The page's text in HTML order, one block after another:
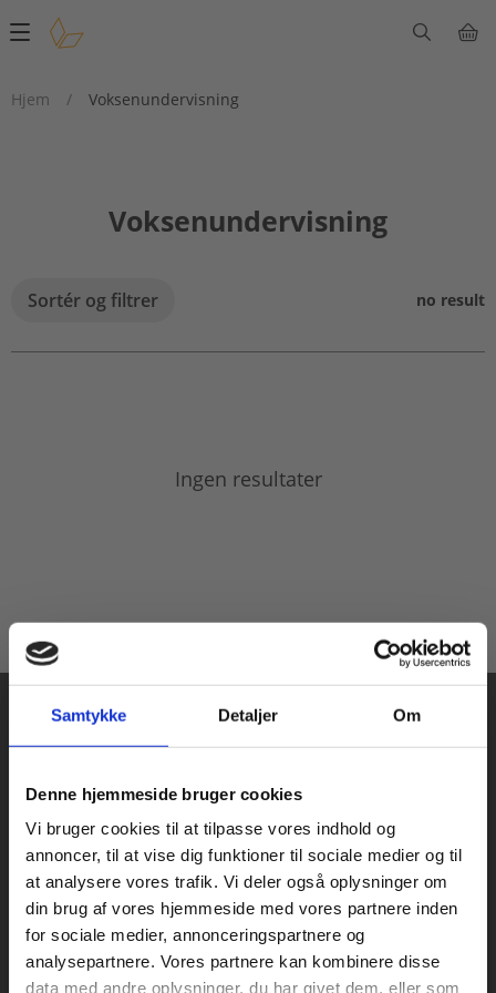
Samtykke Detaljer Om
Denne hjemmeside bruger cookies
Vi bruger cookies til at tilpasse vores indhold og
annoncer, til at vise dig funktioner til sociale medier og til
at analysere vores trafik. Vi deler også oplysninger om
din brug af vores hjemmeside med vores partnere inden
for sociale medier, annonceringspartnere og
analysepartnere. Vores partnere kan kombinere disse
data med andre oplysninger, du har givet dem, eller som
Main
Hjem
/ Voksenundervisning
Voksenundervisning
Sortér og filtrer no result
Ingen resultater
Praxis Forlag A/S
CVR 41280921
København
Vognmagergade 7, 5. sal
1120 København K
Køb læremidler og find masterclasses mm.
Fortsæt som:
For privatkunder og
studerende. Du får
For institutioner og
virksomheder. Du